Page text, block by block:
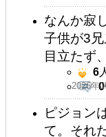
なんか寂
子供が3
目立たず
2026年
6
0
ピジョン
て。それ